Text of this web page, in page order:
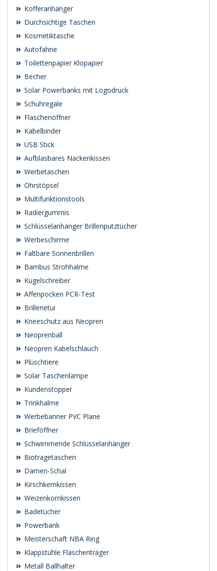
Kofferanhänger
Durchsichtige Taschen
Kosmetiktasche
Autofahne
Toilettenpapier Klopapier
Becher
Solar Powerbanks mit Logodruck
Schuhregale
Flaschenöffner
Kabelbinder
USB Stick
Aufblasbares Nackenkissen
Werbetaschen
Ohrstöpsel
Multifunktionstools
Radiergummis
Schlüsselanhänger Brillenputztücher
Werbeschirme
Faltbare Sonnenbrillen
Bambus Strohhalme
Kugelschreiber
Affenpocken PCR-Test
Brillenetui
Kneeschutz aus Neopren
Neoprenball
Neopren Kabelschlauch
Plüschtiere
Solar Taschenlampe
Kundenstopper
Trinkhalme
Werbebanner PVC Plane
Brieföffner
Schwimmende Schlüsselanhänger
Biotragetaschen
Damen-Schal
Kirschkernkissen
Weizenkornkissen
Badetücher
Powerbank
Meisterschaft NBA Ring
Klappstühle Flaschenträger
Metall Ballhalter